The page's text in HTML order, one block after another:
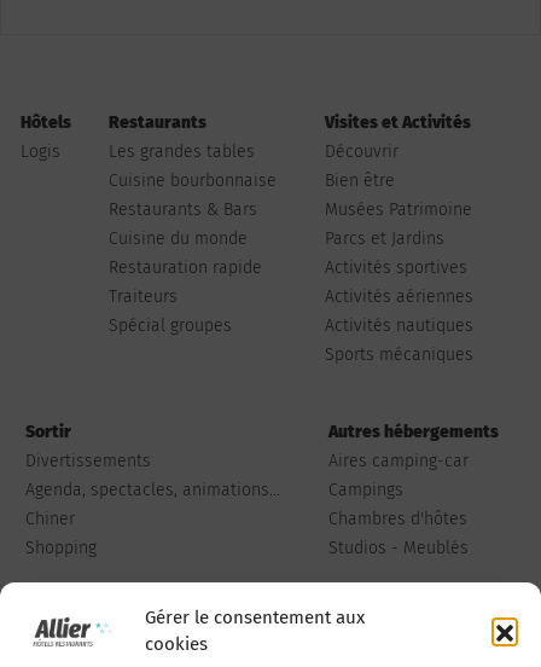
Gérer le consentement aux
cookies
Hôtels
Logis
Restaurants
Les grandes tables
Cuisine bourbonnaise
Restaurants & Bars
Cuisine du monde
Restauration rapide
Traiteurs
Spécial groupes
Visites et Activités
Découvrir
Bien être
Musées Patrimoine
Parcs et Jardins
Activités sportives
Activités aériennes
Activités nautiques
Sports mécaniques
Sortir
Divertissements
Agenda, spectacles, animations...
Chiner
Shopping
Autres hébergements
Aires camping-car
Campings
Chambres d'hôtes
Studios - Meublés